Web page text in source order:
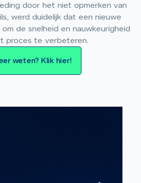
door het niet opmerken van
werd duidelijk dat een nieuwe
de snelheid en nauwkeurigheid
proces te verbeteren.
weten? Klik hier!